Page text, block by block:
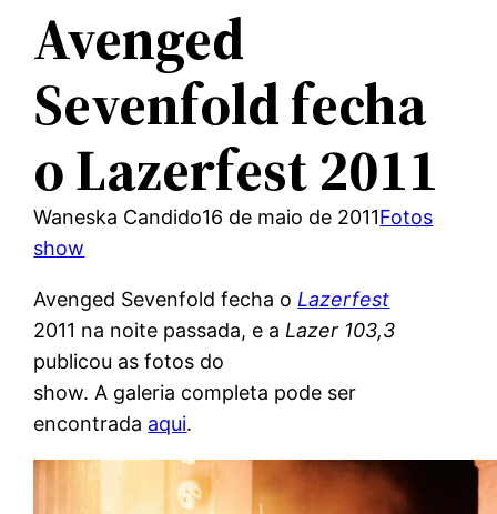
Avenged
Sevenfold fecha
o Lazerfest 2011
Waneska Candido16 de maio de 2011Fotos
show
Avenged Sevenfold fecha o Lazerfest
2011 na noite passada, e a Lazer 103,3
publicou as fotos do
show. A galeria completa pode ser
encontrada aqui.